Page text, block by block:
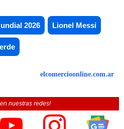
2026 Lionel Messi
elcomercioonline.com.ar
nuestras redes!